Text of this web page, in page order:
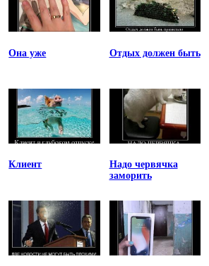
Она уже Отдых должен быть
Клиент
Надо червячка
заморить